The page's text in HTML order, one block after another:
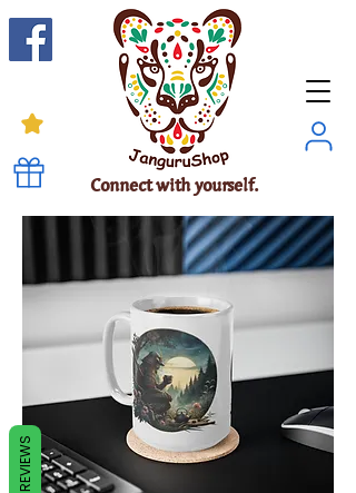
Connect with yourself.
REVIEWS